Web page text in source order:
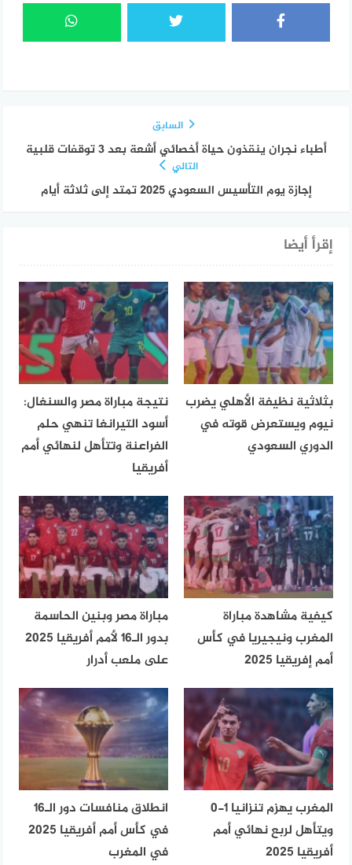
السابق
أطباء نجران ينقذون حياة أخصائي أشعة بعد 3 توقفات قلبية
التالي
إجازة يوم التأسيس السعودي 2025 تمتد إلى ثلاثة أيام
إقرأ أيضا
بثلاثية نظيفة الأهلي يضرب
نيوم ويستعرض قوته في
الدوري السعودي
نتيجة مباراة مصر والسنغال:
أسود التيرانغا تنهي حلم
الفراعنة وتتأهل لنهائي أمم
أفريقيا
كيفية مشاهدة مباراة
المغرب ونيجيريا في كأس
أمم إفريقيا 2025
مباراة مصر وبنين الحاسمة
بدور الـ16 لأمم أفريقيا 2025
على ملعب أدرار
المغرب يهزم تنزانيا 1-0
ويتأهل لربع نهائي أمم
أفريقيا 2025
انطلاق منافسات دور الـ16
في كأس أمم أفريقيا 2025
في المغرب